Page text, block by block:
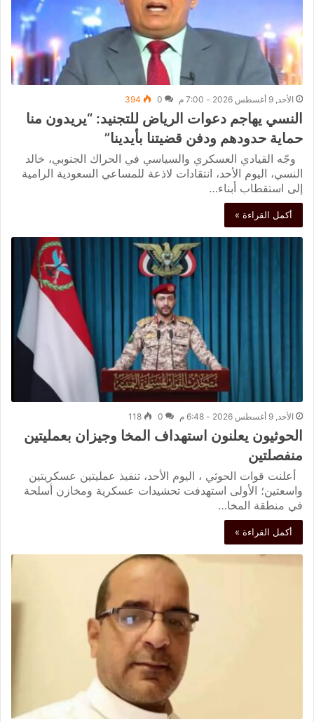
الأحد, 9 أغسطس 2026 - 7:00 م 0
394
النسي يهاجم دعوات الرياض للتجنيد: “يريدون منا
حماية حدودهم ودفن قضيتنا بأيدينا”
وجّه القيادي العسكري والسياسي في الحراك الجنوبي، خالد
النسي، اليوم الأحد، انتقادات لاذعة للمساعي السعودية الرامية
إلى استقطاب أبناء…
أكمل القراءة »
الأحد, 9 أغسطس 2026 - 6:48 م 0
118
الحوثيون يعلنون استهداف المخا وجيزان بعمليتين
منفصلتين
أعلنت قوات الحوثي ، اليوم الأحد، تنفيذ عمليتين عسكريتين
واسعتين؛ الأولى استهدفت تحشيدات عسكرية ومخازن أسلحة
في منطقة المخا…
أكمل القراءة »